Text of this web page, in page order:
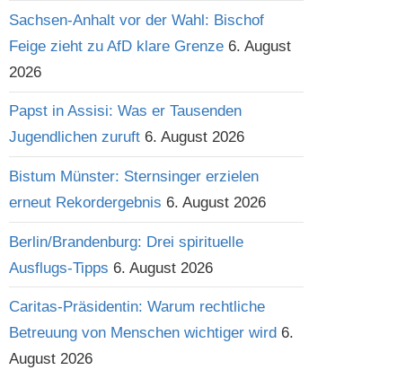
Sachsen-Anhalt vor der Wahl: Bischof
Feige zieht zu AfD klare Grenze 6. August
2026
Papst in Assisi: Was er Tausenden
Jugendlichen zuruft 6. August 2026
Bistum Münster: Sternsinger erzielen
erneut Rekordergebnis 6. August 2026
Berlin/Brandenburg: Drei spirituelle
Ausflugs-Tipps 6. August 2026
Caritas-Präsidentin: Warum rechtliche
Betreuung von Menschen wichtiger wird 6.
August 2026